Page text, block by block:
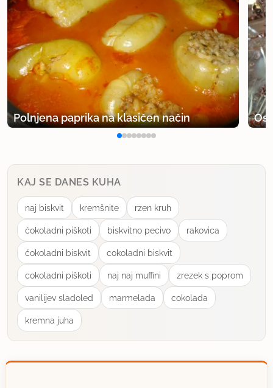
Polnjena paprika na klasičen način
KAJ SE DANES KUHA
naj biskvit kremšnite rzen kruh
ćokoladni piškoti biskvitno pecivo rakovica
ćokoladni biskvit cokoladni biskvit
cokoladni piškoti naj naj muffini zrezek s poprom
vanilijev sladoled marmelada cokolada
kremna juha